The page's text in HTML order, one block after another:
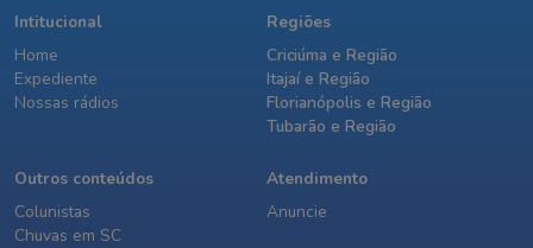
Intitucional
Home
Expediente
Nossas rádios
Regiões
Criciúma e Região
Itajaí e Região
Florianópolis e Região
Tubarão e Região
Outros conteúdos
Colunistas
Chuvas em SC
Atendimento
Anuncie